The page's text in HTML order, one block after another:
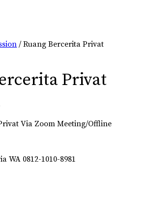
/ Ruang Bercerita Privat
Privat
Via Zoom Meeting/Offline
WA 0812-1010-8981